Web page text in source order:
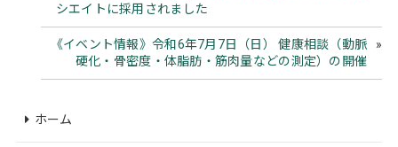
シエイトに採用されました
《イベント情報》令和6年7月7日（日） 健康相談（動脈
硬化・骨密度・体脂肪・筋肉量などの測定）の開催
ホーム